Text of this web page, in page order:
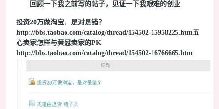
回顾一下我之前写的帖子，见证一下我艰难的创业
投资20万做淘宝，是对是错？
http://bbs.taobao.com/catalog/thread/154502-15958225.htm五
心卖家怎样与黄冠卖家的PK
http://bbs.taobao.com/catalog/thread/154502-16766665.htm